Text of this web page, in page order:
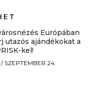
Európában
utazós ajándékokat a
kel!
/ SZEPTEMBER 24.